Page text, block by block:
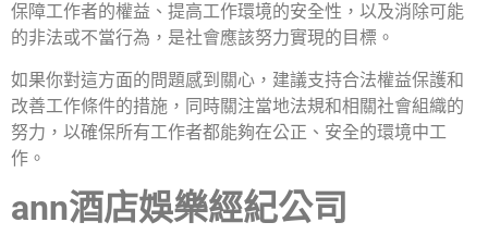
保障工作者的權益、提高工作環境的安全性，以及消除可能
的非法或不當行為，是社會應該努力實現的目標。
如果你對這方面的問題感到關心，建議支持合法權益保護和
改善工作條件的措施，同時關注當地法規和相關社會組織的
努力，以確保所有工作者都能夠在公正、安全的環境中工
作。
ann酒店娛樂經紀公司